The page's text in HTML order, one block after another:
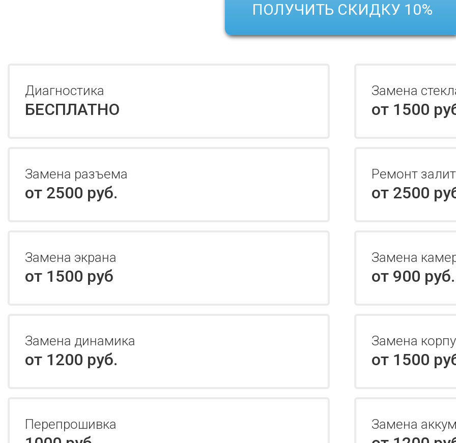
ПОЛУЧИТЬ СКИДКУ 10%
Диагностика
БЕСПЛАТНО
Замена
от 1500
Замена разъема
от 2500 руб.
Ремонт
от 2500
Замена экрана
от 1500 руб
Замена
от 900 руб.
Замена динамика
от 1200 руб.
Замена
от 1500
Перепрошивка Замена